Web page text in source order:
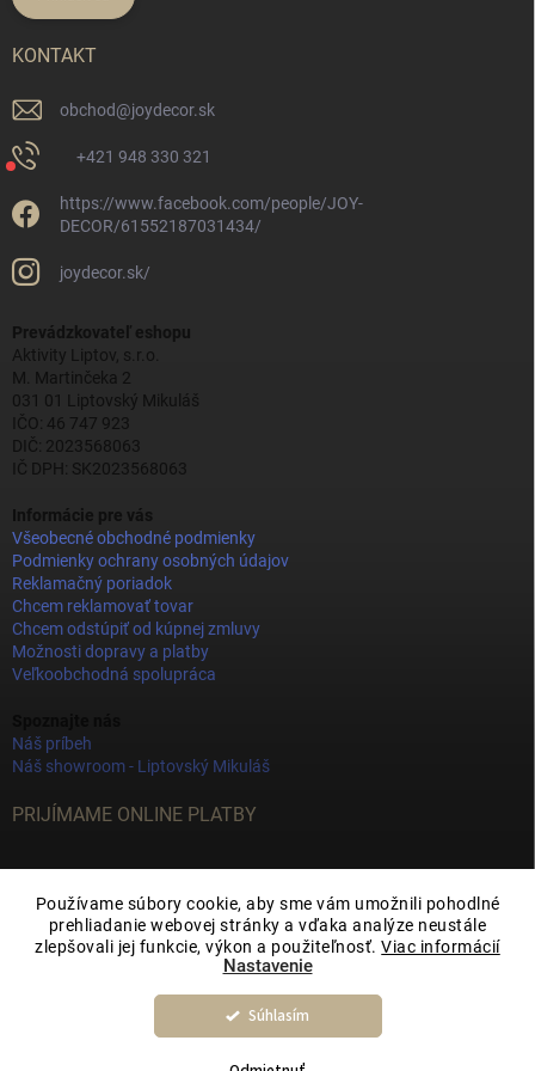
Používame súbory cookie, aby sme vám umožnili pohodlné
prehliadanie webovej stránky a vďaka analýze neustále
zlepšovali jej funkcie, výkon a použiteľnosť.Viac informácií
Nastavenie
Súhlasím
KONTAKT
obchod@joydecor.sk
+421 948 330 321
https://www.facebook.com/people/JOY-
DECOR/61552187031434/
joydecor.sk/
Prevádzkovateľ eshopu
Aktivity Liptov, s.r.o.
M. Martinčeka 2
031 01 Liptovský Mikuláš
IČO: 46 747 923
DIČ: 2023568063
IČ DPH: SK2023568063
Informácie pre vás
Všeobecné obchodné podmienky
Podmienky ochrany osobných údajov
Reklamačný poriadok
Chcem reklamovať tovar
Chcem odstúpiť od kúpnej zmluvy
Možnosti dopravy a platby
Veľkoobchodná spolupráca
Náš príbeh
Náš showroom - Liptovský Mikuláš
PRIJÍMAME ONLINE PLATBY
. Všetky práva vyhradené.
cookies